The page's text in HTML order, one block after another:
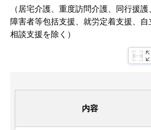
（居宅介護、重度訪問介護、同行援
障害者等包括支援、就労定着支援、
相談支援を除く）
内容